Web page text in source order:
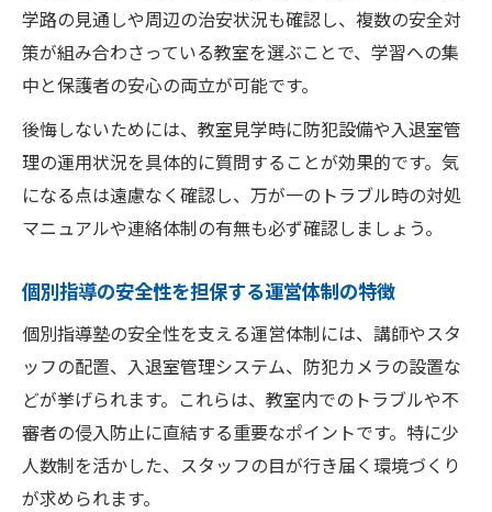
学路の見通しや周辺の治安状況も確認し、複数の安全対
策が組み合わさっている教室を選ぶことで、学習への集
中と保護者の安心の両立が可能です。
後悔しないためには、教室見学時に防犯設備や入退室管
理の運用状況を具体的に質問することが効果的です。気
になる点は遠慮なく確認し、万が一のトラブル時の対処
マニュアルや連絡体制の有無も必ず確認しましょう。
個別指導の安全性を担保する運営体制の特徴
個別指導塾の安全性を支える運営体制には、講師やスタ
ッフの配置、入退室管理システム、防犯カメラの設置な
どが挙げられます。これらは、教室内でのトラブルや不
審者の侵入防止に直結する重要なポイントです。特に少
人数制を活かした、スタッフの目が行き届く環境づくり
が求められます。